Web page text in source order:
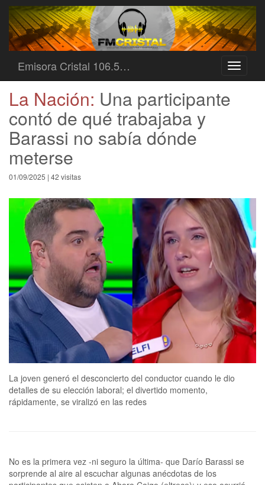
Toggle
Emisora Cristal 106.5…
La Nación: Una participante
contó de qué trabajaba y
Barassi no sabía dónde
meterse
01/09/2025 | 42 visitas
La joven generó el desconcierto del conductor cuando le dio
detalles de su elección laboral; el divertido momento,
rápidamente, se viralizó en las redes
No es la primera vez -ni seguro la última- que Darío Barassi se
sorprende al aire al escuchar algunas anécdotas de los